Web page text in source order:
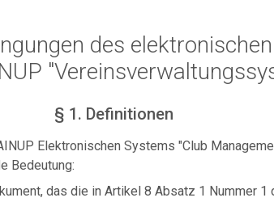
des
§ 1. Definitionen
Elektronischen Systems "Club
Bedeutung:
das die in Artikel 8 Absatz 1 Nummer 1